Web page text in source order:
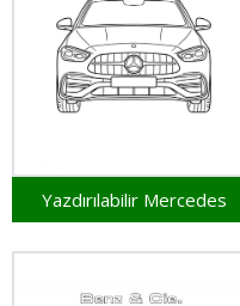
Yazdırılabilir Mercedes